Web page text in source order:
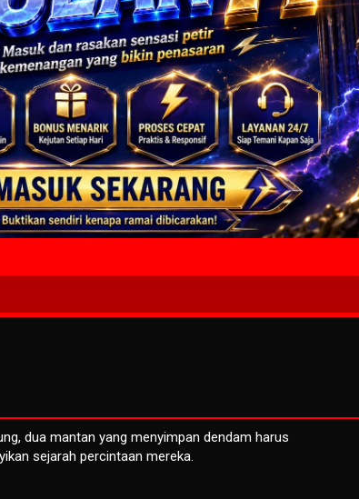
4 Wait Time
dua mantan yang menyimpan dendam harus
sejarah percintaan mereka.